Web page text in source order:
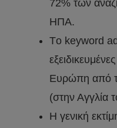
72% των
ΗΠΑ.
Tο keyword
Ευρώπη από
(στην Αγγλία
Η γενική